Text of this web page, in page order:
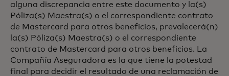
alguna discrepancia entre este documento y la(s)
Póliza(s) Maestra(s) o el correspondiente contrato
de Mastercard para otros beneficios, prevalecerá(n)
la(s) Póliza(s) Maestra(s) o el correspondiente
contrato de Mastercard para otros beneficios. La
Compañía Aseguradora es la que tiene la potestad
final para decidir el resultado de una reclamación de